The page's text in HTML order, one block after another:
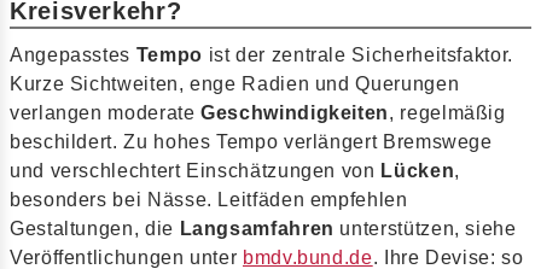
Kreisverkehr?
Angepasstes Tempo ist der zentrale Sicherheitsfaktor.
Kurze Sichtweiten, enge Radien und Querungen
verlangen moderateGeschwindigkeiten, regelmäßig
beschildert. Zu hohes Tempo verlängert Bremswege
und verschlechtert Einschätzungen von Lücken,
besonders bei Nässe. Leitfäden empfehlen
Gestaltungen, die Langsamfahren unterstützen, siehe
Veröffentlichungen unter bmdv.bund.de. Ihre Devise: so